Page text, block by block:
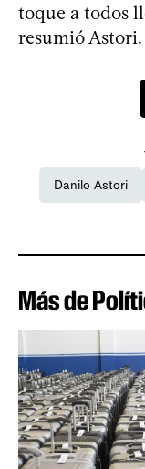
toque a todos
resumió Astori.
Danilo Astori
Más de